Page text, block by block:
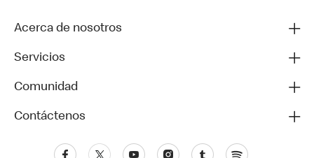
Acerca de nosotros
Servicios
Comunidad
Contáctenos